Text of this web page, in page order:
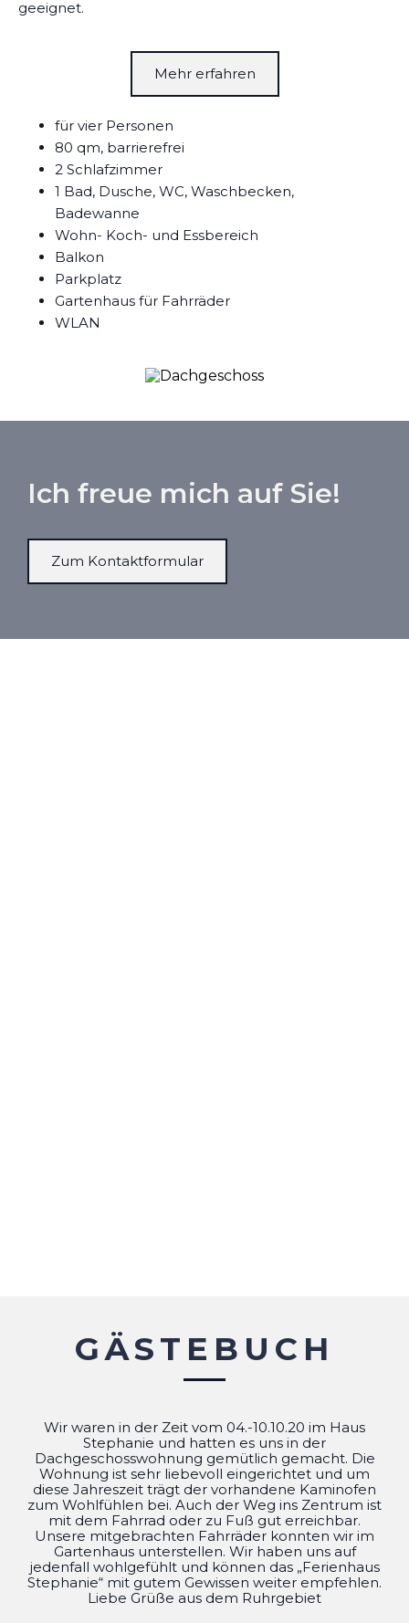
geeignet.
Mehr erfahren
für vier Personen
80 qm, barrierefrei
2 Schlafzimmer
1 Bad, Dusche, WC, Waschbecken,
Badewanne
Wohn- Koch- und Essbereich
Balkon
Parkplatz
Gartenhaus für Fahrräder
WLAN
Ich freue mich auf Sie!
Zum Kontaktformular
GÄSTEBUCH
Wir waren in der Zeit vom 04.-10.10.20 im Haus
Stephanie und hatten es uns in der
Dachgeschosswohnung gemütlich gemacht. Die
Wohnung ist sehr liebevoll eingerichtet und um
diese Jahreszeit trägt der vorhandene Kaminofen
zum Wohlfühlen bei. Auch der Weg ins Zentrum ist
mit dem Fahrrad oder zu Fuß gut erreichbar.
Unsere mitgebrachten Fahrräder konnten wir im
Gartenhaus unterstellen. Wir haben uns auf
jedenfall wohlgefühlt und können das „Ferienhaus
Stephanie“ mit gutem Gewissen weiter empfehlen.
Liebe Grüße aus dem Ruhrgebiet